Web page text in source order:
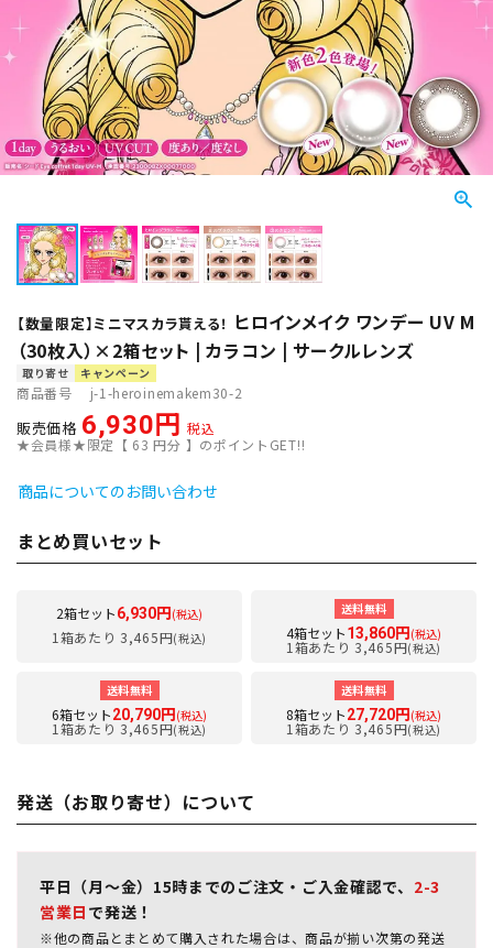
【数量限定】ミニマスカラ貰える！ ヒロインメイク ワンデー UV M
（30枚入）×2箱セット | カラコン | サークルレンズ
取り寄せ キャンペーン
商品番号 j-1-heroinemakem30-2
販売価格 6,930
税込
★会員様★限定【 63 円分 】のポイントGET!!
商品についてのお問い合わせ
まとめ買いセット
2箱セット6,930円 (税込)
1箱あたり 3,465円(税込)
送料無料
4箱セット13,860円 (税込)
1箱あたり 3,465円(税込)
送料無料
6箱セット20,790円 (税込)
1箱あたり 3,465円(税込)
送料無料
8箱セット27,720円 (税込)
1箱あたり 3,465円(税込)
発送（お取り寄せ）について
平日（月～金）15時までのご注文・ご入金確認で、 2-3
営業日 で発送！
※他の商品とまとめて購入された場合は、商品が揃い次第の発送